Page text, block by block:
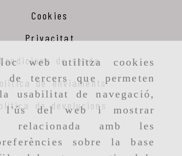
web utilitza cookies
de tercers que permeten
usabilitat de navegació,
l'ús del web i mostrar
relacionada amb les
sobre la base
Cookies
Privacitat
Condicions de venda
de enviaments
de devolucions